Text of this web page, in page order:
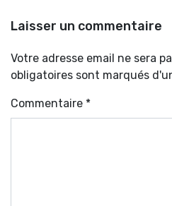
Laisser un commentaire
Votre adresse email ne sera
obligatoires sont marqués
Commentaire *